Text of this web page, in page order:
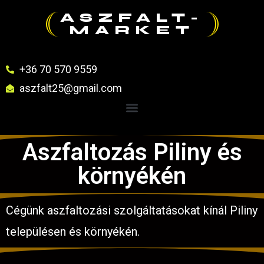
ASZFALT-
MARKET
+36 70 570 9559
aszfalt25@gmail.com
Aszfaltozás Piliny és
környékén
Cégünk aszfaltozási szolgáltatásokat kínál Piliny
településen és környékén.